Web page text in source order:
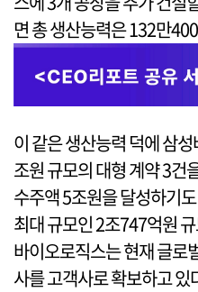
면 총 생산능력은 132만
이 같은 생산능력 덕에 삼
조원 규모의 대형 계약 3건
수주액 5조원을 달성하기
최대 규모인 2조747억원
바이오로직스는 현재 글로
사를 고객사로 확보하고 있